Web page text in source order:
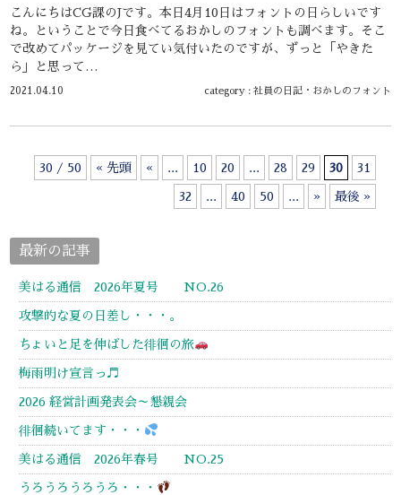
こんにちはCG課のJです。本日4月10日はフォントの日らしいです
ね。ということで今日食べてるおかしのフォントも調べます。そこ
で改めてパッケージを見てい気付いたのですが、ずっと「やきた
ら」と思って…
2021.04.10 category : 社員の日記・ おかしのフォント
30 / 50 « 先頭 « ... 10 20 ... 28 29 30 31
32 ... 40 50 ... » 最後 »
最新の記事
美はる通信 2026年夏号 NO.26
攻撃的な夏の日差し・・・。
ちょいと足を伸ばした徘徊の旅
梅雨明け宣言っ♬
2026 経営計画発表会～懇親会
徘徊続いてます・・・
美はる通信 2026年春号 NO.25
うろうろうろうろ・・・